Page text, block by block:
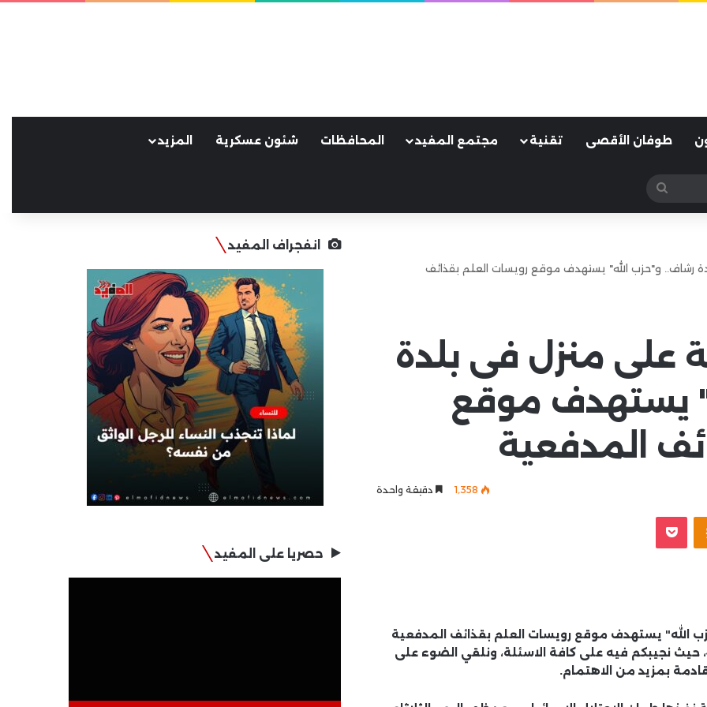
طوفان الأقصى تقنية مجتمع المفيد المحافظات شئون عسكرية المزيد
بحث
عن
رشاف.. و"حزب الله" يستهدف موقع رويسات العلم بقذائف
على منزل فى بلدة
يستهدف موقع
المدفعية
1٬358 دقيقة واحدة
Odnoklassniki
‫Pocket
الله" يستهدف موقع رويسات العلم بقذائف المدفعية
حيث نجيبكم فيه على كافة الاسئلة، ونلقي الضوء على
بمزيد من الاهتمام.
انفجراف المفيد
حصريا على المفيد